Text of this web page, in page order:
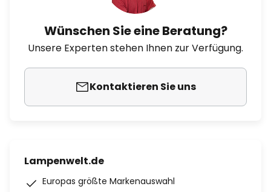
Wünschen Sie eine Beratung?
Unsere Experten stehen Ihnen zur Verfügung.
Kontaktieren Sie uns
Lampenwelt.de
Europas größte Markenauswahl